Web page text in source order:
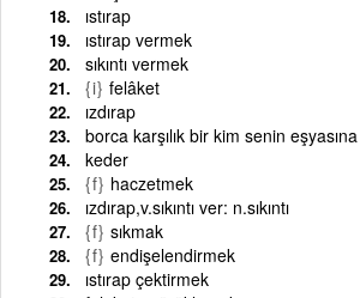
ıstırap
ıstırap vermek
sıkıntı vermek
{i} felâket
ızdırap
borca karşılık bir kim senin
keder
{f} haczetmek
ızdırap,v.sıkıntı ver: n.sıkıntı
{f} sıkmak
{f} endişelendirmek
ıstırap çektirmek